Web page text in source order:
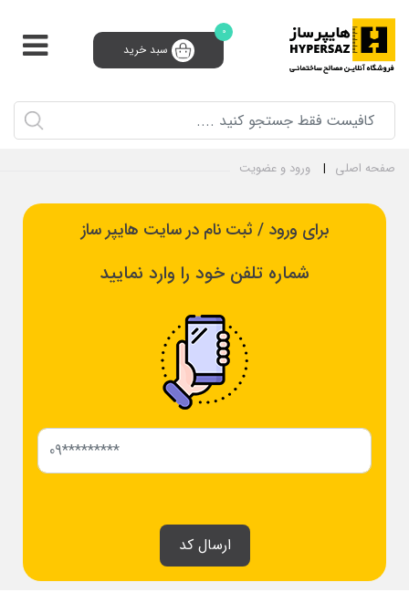
0
سبد خرید
91008910 (021) پشتیبانی و فروش 24 ساعته
ثبت‌نام تامین‌کننده
صفحه اصلی ورود و عضویت
برای ورود / ثبت نام در سایت هایپر ساز
شماره تلفن خود را وارد نمایید
ارسال کد